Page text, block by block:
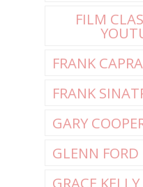
FILM
FRANK CAPRA
FRANK
GARY
GLENN FORD
GRACE KELLY